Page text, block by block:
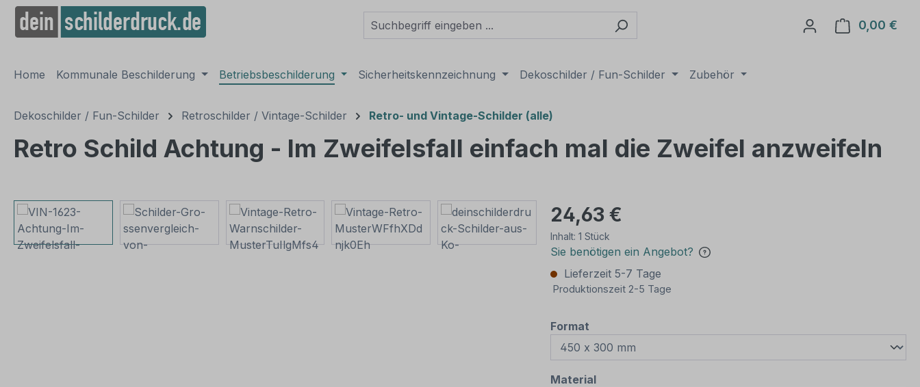
Zur Hauptnavigation springen
0,00 €
Home Kommunale Beschilderung Betriebsbeschilderung Sicherheitskennzeichnung Dekoschilder / Fun-Schilder Zubehör
Dekoschilder / Fun-Schilder Retroschilder / Vintage-Schilder Retro- und Vintage-Schilder (alle)
Retro Schild Achtung - Im Zweifelsfall einfach mal die Zweifel anzweifeln
Bildergalerie überspringen 24,63 €
Inhalt: 1 Stück
Sie benötigen ein Angebot?
Lieferzeit 5-7 Tage
Produktionszeit 2-5 Tage
Format
Materialauswählen